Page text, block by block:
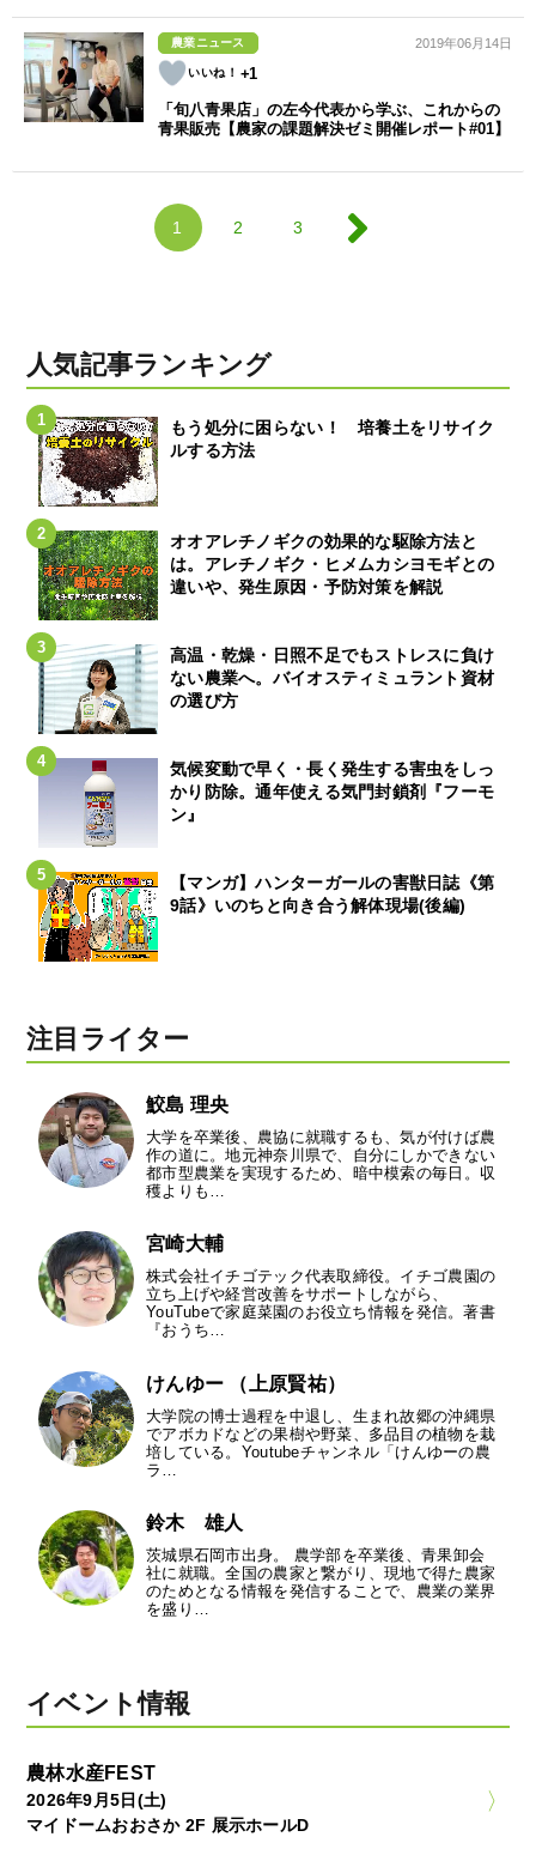
農業ニュース
+1
2019年06月14日
「旬八青果店」の左今代表から学ぶ、これからの
青果販売【農家の課題解決ゼミ開催レポート#01】
1 2 3
人気記事ランキング
もう処分に困らない！ 培養土をリサイク
ルする方法
オオアレチノギクの効果的な駆除方法と
は。アレチノギク・ヒメムカシヨモギとの
違いや、発生原因・予防対策を解説
高温・乾燥・日照不足でもストレスに負け
ない農業へ。バイオスティミュラント資材
の選び方
気候変動で早く・長く発生する害虫をしっ
かり防除。通年使える気門封鎖剤『フーモ
ン』
【マンガ】ハンターガールの害獣日誌《第
9話》いのちと向き合う解体現場(後編)
注目ライター
鮫島 理央
大学を卒業後、農協に就職するも、気が付けば農
作の道に。地元神奈川県で、自分にしかできない
都市型農業を実現するため、暗中模索の毎日。収
穫よりも…
宮崎大輔
株式会社イチゴテック代表取締役。イチゴ農園の
立ち上げや経営改善をサポートしながら、
YouTubeで家庭菜園のお役立ち情報を発信。著書
『おうち…
けんゆー （上原賢祐）
大学院の博士過程を中退し、生まれ故郷の沖縄県
でアボカドなどの果樹や野菜、多品目の植物を栽
培している。Youtubeチャンネル「けんゆーの農
ラ…
鈴木 雄人
茨城県石岡市出身。 農学部を卒業後、青果卸会
社に就職。全国の農家と繋がり、現地で得た農家
のためとなる情報を発信することで、農業の業界
を盛り…
イベント情報
農林水産FEST
2026年9月5日(土)
マイドームおおさか 2F 展示ホールD